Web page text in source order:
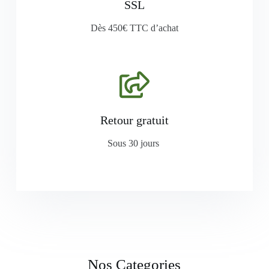
SSL
Dès 450€ TTC d’achat
Retour gratuit
Sous 30 jours
Nos Categories